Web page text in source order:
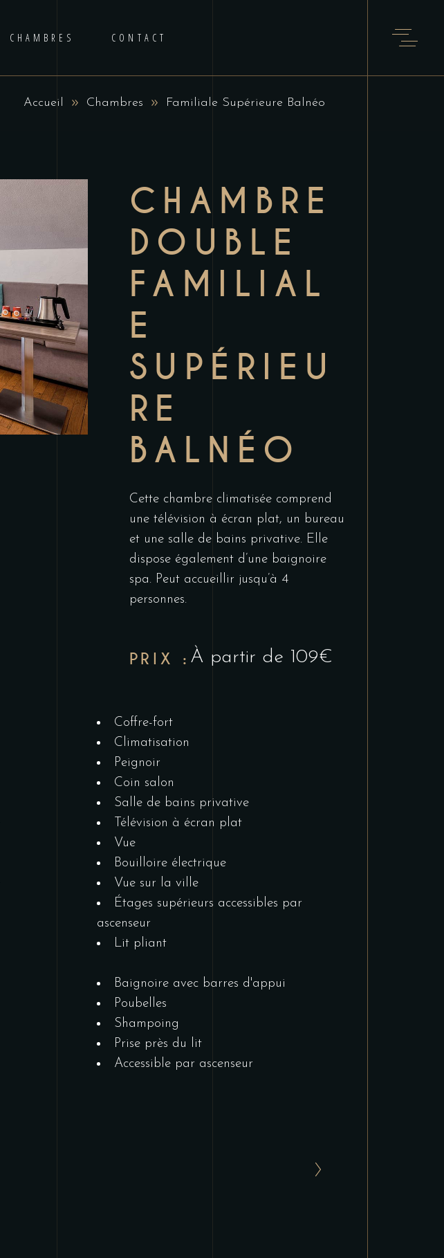
CHAMBRES CONTACT
Accueil Chambres Familiale Supérieure Balnéo
CHAMBRE
DOUBLE
FAMILIAL
E
SUPÉRIEU
RE
BALNÉO
Cette chambre climatisée comprend
une télévision à écran plat, un bureau
et une salle de bains privative. Elle
dispose également d’une baignoire
spa. Peut accueillir jusqu’à 4
personnes.
PRIX : À partir de 109€
Coffre-fort
Climatisation
Peignoir
Coin salon
Salle de bains privative
Télévision à écran plat
Vue
Bouilloire électrique
Vue sur la ville
Étages supérieurs accessibles par
ascenseur
Lit pliant
Baignoire avec barres d'appui
Poubelles
Shampoing
Prise près du lit
Accessible par ascenseur